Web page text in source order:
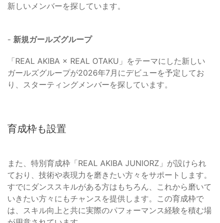
新しいメンバーを探しています。
- 新規ガールズグループ
「REAL AKIBA × REAL OTAKU」をテーマにした新しい
ガールズグループが2026年7月にデビューを予定してお
り、スターティングメンバーを探しています。
育成枠も設置
また、特別育成枠「REAL AKIBA JUNIORZ」が設けられ
ており、技術や表現力を磨きたい方々をサポートします。
すでにダンススキルがある方はもちろん、これから磨いて
いきたい方々にもチャンスを提供します。この育成枠で
は、スキル向上と共に実際のパフォーマンス経験を積む場